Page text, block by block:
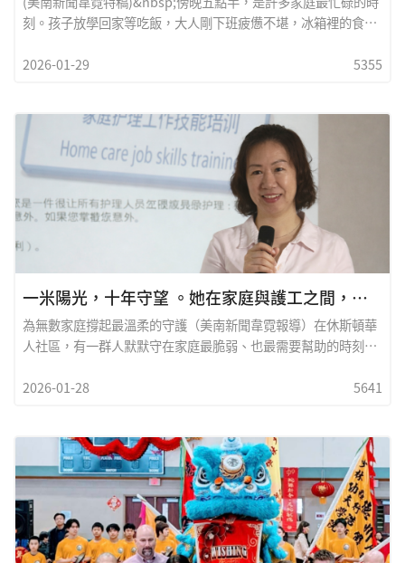
刻。孩子放學回家等吃飯，大人剛下班疲憊不堪，冰箱裡的食材
來說，「晚餐要煮什麼？」往往成了一天之中最有壓力的一道難
區裡，有一家店悄悄成了不少家庭的三餐「救星」，那就是
&nbsp;Wong BBQ燒臘店。不少熟客都說：「今天不想煮那麼
累，但還是想讓家人吃好一點，就會想到&nbsp;Wong
BBQ。」這間主打正宗港式燒臘的
2026-01-29 5355
一米陽光，十年守望 。她在家庭與護工之間，搭起一座有溫度的橋
為無數家庭撐起最溫柔的守護（美南新聞韋霓報導）在休斯頓華
人社區，有一群人默默守在家庭最脆弱、也最需要幫助的時刻。
進家門，接著生活的重量。這群人就是行走在社區中的一群護工
&mdash;&mdash;Sunny Jiang，她，用十年時間，替社區搭
起一座看不見、卻溫暖而堅實的橋梁。Sunny是「一米陽光家庭
護理中心(SEC Home Care)」的負責人。過去十年，她始終站在
家庭與護工之間，傾聽、溝通、引導、培訓，讓照顧不只是服
務，而是有溫度的陪伴。她常說：&ldquo;我做的不
2026-01-28 5641